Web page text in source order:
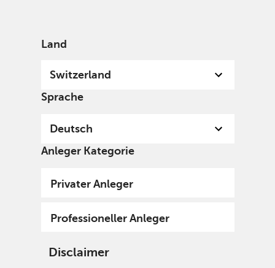
Land
Switzerland
Sprache
Deutsch
Anleger Kategorie
Privater Anleger
Professioneller Anleger
Disclaimer